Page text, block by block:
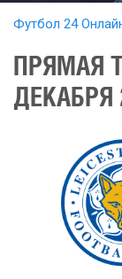
Футбол 24
ПРЯМАЯ
ДЕКАБРЯ